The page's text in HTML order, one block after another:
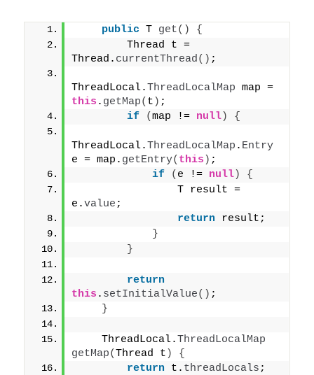
public T get()
{
        Thread t =
Thread. currentThread() ;
ThreadLocal.ThreadLocalMap
this . getMap( t ) ;
if
(map != null) {
ThreadLocal.ThreadLocalMap . Entry
e = map. getEntry( this ) ;
if
( e != null)
{
                T result =
e.value ;
return result;
}
}
return
this . setInitialValue() ;
}
    ThreadLocal.
ThreadLocalMap
getMap(Thread t )
{
return t. threadLocals ;